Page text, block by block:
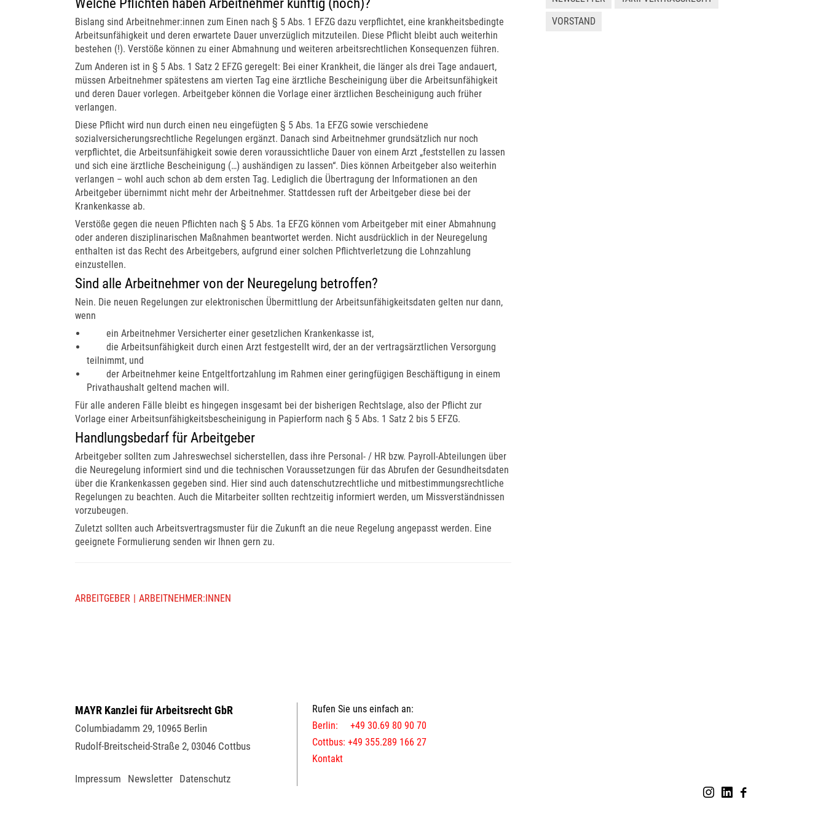
Welche Pflichten haben Arbeitnehmer künftig (noch)?
Bislang sind Arbeitnehmer:innen zum Einen nach § 5 Abs. 1 EFZG dazu verpflichtet, eine krankheitsbedingte
Arbeitsunfähigkeit und deren erwartete Dauer unverzüglich mitzuteilen. Diese Pflicht bleibt auch weiterhin
bestehen (!). Verstöße können zu einer Abmahnung und weiteren arbeitsrechtlichen Konsequenzen führen.
Zum Anderen ist in § 5 Abs. 1 Satz 2 EFZG geregelt: Bei einer Krankheit, die länger als drei Tage andauert,
müssen Arbeitnehmer spätestens am vierten Tag eine ärztliche Bescheinigung über die Arbeitsunfähigkeit
und deren Dauer vorlegen. Arbeitgeber können die Vorlage einer ärztlichen Bescheinigung auch früher
verlangen.
Diese Pflicht wird nun durch einen neu eingefügten § 5 Abs. 1a EFZG sowie verschiedene
sozialversicherungsrechtliche Regelungen ergänzt. Danach sind Arbeitnehmer grundsätzlich nur noch
verpflichtet, die Arbeitsunfähigkeit sowie deren voraussichtliche Dauer von einem Arzt „feststellen zu lassen
und sich eine ärztliche Bescheinigung (…) aushändigen zu lassen“. Dies können Arbeitgeber also weiterhin
verlangen – wohl auch schon ab dem ersten Tag. Lediglich die Übertragung der Informationen an den
Arbeitgeber übernimmt nicht mehr der Arbeitnehmer. Stattdessen ruft der Arbeitgeber diese bei der
Krankenkasse ab.
Verstöße gegen die neuen Pflichten nach § 5 Abs. 1a EFZG können vom Arbeitgeber mit einer Abmahnung
oder anderen disziplinarischen Maßnahmen beantwortet werden. Nicht ausdrücklich in der Neuregelung
enthalten ist das Recht des Arbeitgebers, aufgrund einer solchen Pflichtverletzung die Lohnzahlung
einzustellen.
Sind alle Arbeitnehmer von der Neuregelung betroffen?
Nein. Die neuen Regelungen zur elektronischen Übermittlung der Arbeitsunfähigkeitsdaten gelten nur dann,
wenn
ein Arbeitnehmer Versicherter einer gesetzlichen Krankenkasse ist,
die Arbeitsunfähigkeit durch einen Arzt festgestellt wird, der an der vertragsärztlichen Versorgung
teilnimmt, und
der Arbeitnehmer keine Entgeltfortzahlung im Rahmen einer geringfügigen Beschäftigung in einem
Privathaushalt geltend machen will.
Für alle anderen Fälle bleibt es hingegen insgesamt bei der bisherigen Rechtslage, also der Pflicht zur
Vorlage einer Arbeitsunfähigkeitsbescheinigung in Papierform nach § 5 Abs. 1 Satz 2 bis 5 EFZG.
Handlungsbedarf für Arbeitgeber
Arbeitgeber sollten zum Jahreswechsel sicherstellen, dass ihre Personal- / HR bzw. Payroll-Abteilungen über
die Neuregelung informiert sind und die technischen Voraussetzungen für das Abrufen der Gesundheitsdaten
über die Krankenkassen gegeben sind. Hier sind auch datenschutzrechtliche und mitbestimmungsrechtliche
Regelungen zu beachten. Auch die Mitarbeiter sollten rechtzeitig informiert werden, um Missverständnissen
vorzubeugen.
Zuletzt sollten auch Arbeitsvertragsmuster für die Zukunft an die neue Regelung angepasst werden. Eine
geeignete Formulierung senden wir Ihnen gern zu.
ARBEITGEBER ARBEITNEHMER:INNEN
VORSTAND
MAYR Kanzlei für Arbeitsrecht GbR
Columbiadamm 29, 10965 Berlin
Rudolf-Breitscheid-Straße 2, 03046 Cottbus
Impressum Newsletter Datenschutz
Rufen Sie uns einfach an:
Berlin: +49 30.69 80 90 70
Cottbus: +49 355.289 166 27
Kontakt